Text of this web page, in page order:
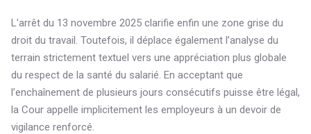
L'arrêt du 13 novembre 2025 clarifie enfin une zone grise du
droit du travail. Toutefois, il déplace également l’analyse du
terrain strictement textuel vers une appréciation plus globale
du respect de la santé du salarié. En acceptant que
l’enchaînement de plusieurs jours consécutifs puisse être légal,
la Cour appelle implicitement les employeurs à un devoir de
vigilance renforcé.